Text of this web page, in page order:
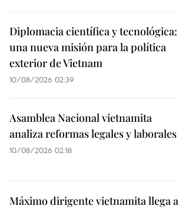
Diplomacia científica y tecnológica:
una nueva misión para la política
exterior de Vietnam
10/08/2026 02:39
Asamblea Nacional vietnamita
analiza reformas legales y laborales
10/08/2026 02:18
Máximo dirigente vietnamita llega a